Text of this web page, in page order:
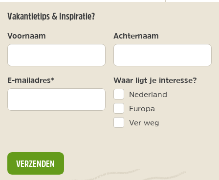
Vakantietips & Inspiratie?
Voornaam Achternaam
E-mailadres* Waar ligt je interesse?
Nederland
Europa
Ver weg
VERZENDEN